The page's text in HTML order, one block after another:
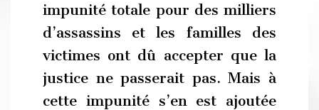
impunité totale pour des milliers
d’assassins et les familles des
victimes ont dû accepter que la
justice ne passerait pas. Mais à
cette impunité s’en est ajoutée